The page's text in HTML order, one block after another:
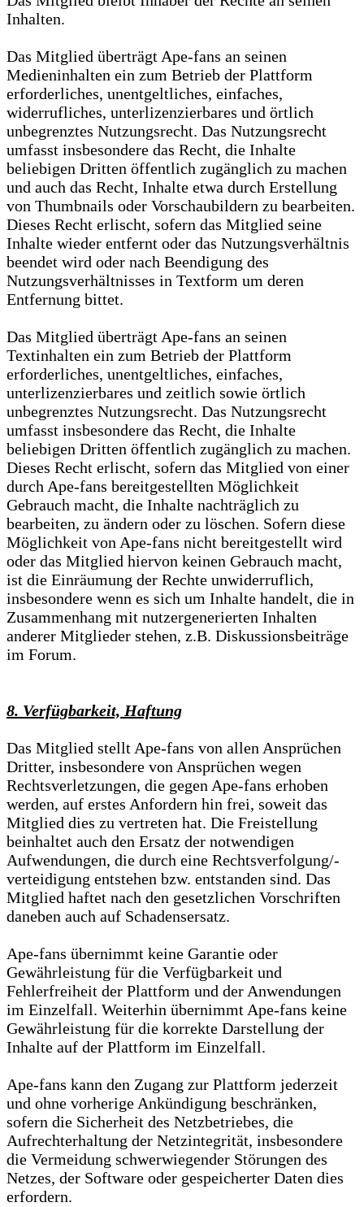
Inhalten.
Das Mitglied überträgt Ape-fans an seinen
Medieninhalten ein zum Betrieb der Plattform
erforderliches, unentgeltliches, einfaches,
widerrufliches, unterlizenzierbares und örtlich
unbegrenztes Nutzungsrecht. Das Nutzungsrecht
umfasst insbesondere das Recht, die Inhalte
beliebigen Dritten öffentlich zugänglich zu machen
und auch das Recht, Inhalte etwa durch Erstellung
von Thumbnails oder Vorschaubildern zu bearbeiten.
Dieses Recht erlischt, sofern das Mitglied seine
Inhalte wieder entfernt oder das Nutzungsverhältnis
beendet wird oder nach Beendigung des
Nutzungsverhältnisses in Textform um deren
Entfernung bittet.
Das Mitglied überträgt Ape-fans an seinen
Textinhalten ein zum Betrieb der Plattform
erforderliches, unentgeltliches, einfaches,
unterlizenzierbares und zeitlich sowie örtlich
unbegrenztes Nutzungsrecht. Das Nutzungsrecht
umfasst insbesondere das Recht, die Inhalte
beliebigen Dritten öffentlich zugänglich zu machen.
Dieses Recht erlischt, sofern das Mitglied von einer
durch Ape-fans bereitgestellten Möglichkeit
Gebrauch macht, die Inhalte nachträglich zu
bearbeiten, zu ändern oder zu löschen. Sofern diese
Möglichkeit von Ape-fans nicht bereitgestellt wird
oder das Mitglied hiervon keinen Gebrauch macht,
ist die Einräumung der Rechte unwiderruflich,
insbesondere wenn es sich um Inhalte handelt, die in
Zusammenhang mit nutzergenerierten Inhalten
anderer Mitglieder stehen, z.B. Diskussionsbeiträge
im Forum.
8. Verfügbarkeit, Haftung
Das Mitglied stellt Ape-fans von allen Ansprüchen
Dritter, insbesondere von Ansprüchen wegen
Rechtsverletzungen, die gegen Ape-fans erhoben
werden, auf erstes Anfordern hin frei, soweit das
Mitglied dies zu vertreten hat. Die Freistellung
beinhaltet auch den Ersatz der notwendigen
Aufwendungen, die durch eine Rechtsverfolgung/-
verteidigung entstehen bzw. entstanden sind. Das
Mitglied haftet nach den gesetzlichen Vorschriften
daneben auch auf Schadensersatz.
Ape-fans übernimmt keine Garantie oder
Gewährleistung für die Verfügbarkeit und
Fehlerfreiheit der Plattform und der Anwendungen
im Einzelfall. Weiterhin übernimmt Ape-fans keine
Gewährleistung für die korrekte Darstellung der
Inhalte auf der Plattform im Einzelfall.
Ape-fans kann den Zugang zur Plattform jederzeit
und ohne vorherige Ankündigung beschränken,
sofern die Sicherheit des Netzbetriebes, die
Aufrechterhaltung der Netzintegrität, insbesondere
die Vermeidung schwerwiegender Störungen des
Netzes, der Software oder gespeicherter Daten dies
erfordern.